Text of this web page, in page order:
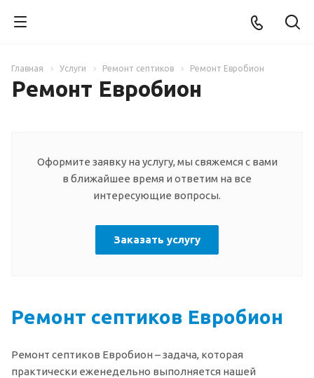
Главная Услуги Ремонт септиков Ремонт Евробион
Ремонт Евробион
Оформите заявку на услугу, мы свяжемся с вами
в ближайшее время и ответим на все
интересующие вопросы.
Заказать услугу
Ремонт септиков Евробион
Ремонт септиков Евробион – задача, которая
практически еженедельно выполняется нашей